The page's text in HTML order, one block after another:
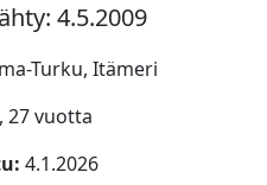
4.5.2009
Turku, Itämeri
27 vuotta
4.1.2026